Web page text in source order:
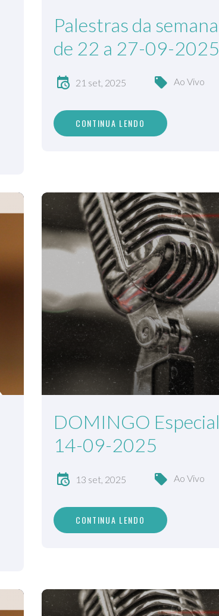
Palestras da semana
de 22 a 27-09-2025
21 set, 2025 Ao Vivo
CONTINUA LENDO
DOMINGO Especial
14-09-2025
13 set, 2025 Ao Vivo
CONTINUA LENDO